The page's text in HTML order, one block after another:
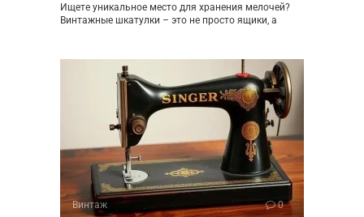
Ищете уникальное место для хранения мелочей?
Винтажные шкатулки – это не просто ящики, а
Винтаж 0